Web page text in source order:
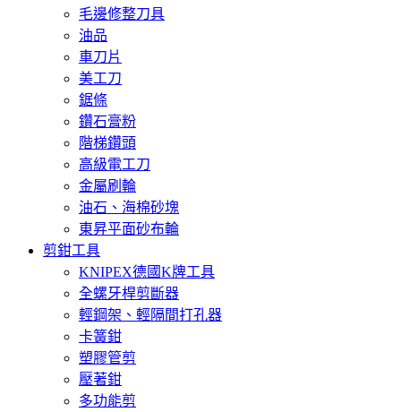
毛邊修整刀具
油品
車刀片
美工刀
鋸條
鑽石膏粉
階梯鑽頭
高級電工刀
金屬刷輪
油石、海棉砂塊
東昇平面砂布輪
剪鉗工具
KNIPEX德國K牌工具
全螺牙桿剪斷器
輕鋼架、輕隔間打孔器
卡簧鉗
塑膠管剪
壓著鉗
多功能剪